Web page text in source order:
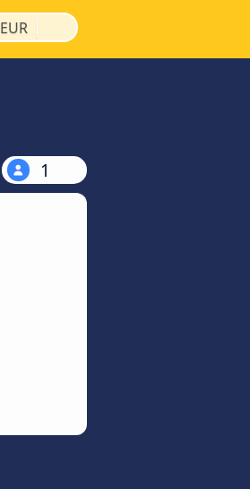
EUR |
1